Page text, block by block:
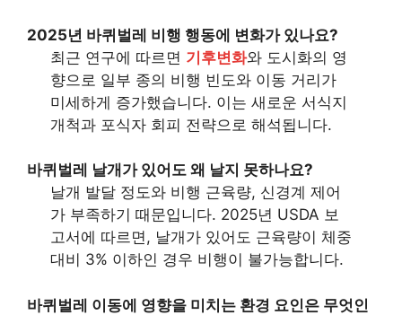
2025년 바퀴벌레 비행 행동에 변화가 있나요?
최근 연구에 따르면 기후변화와 도시화의 영
향으로 일부 종의 비행 빈도와 이동 거리가
미세하게 증가했습니다. 이는 새로운 서식지
개척과 포식자 회피 전략으로 해석됩니다.
바퀴벌레 날개 가 있어도 왜 날지 못하나요?
날개 발달 정도와 비행 근육량, 신경계 제어
가 부족하기 때문입니다. 2025년 USDA 보
고서에 따르면, 날개가 있어도 근육량이 체중
대비 3% 이하인 경우 비행이 불가능합니다.
바퀴벌레 이동에 영향을 미치는 환경 요인은 무엇인